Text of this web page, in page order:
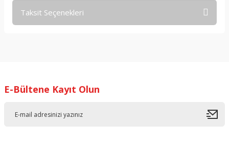
Taksit Seçenekleri
E-Bültene Kayıt Olun